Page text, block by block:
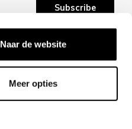
Naar de website
Meer opties
Subscribe